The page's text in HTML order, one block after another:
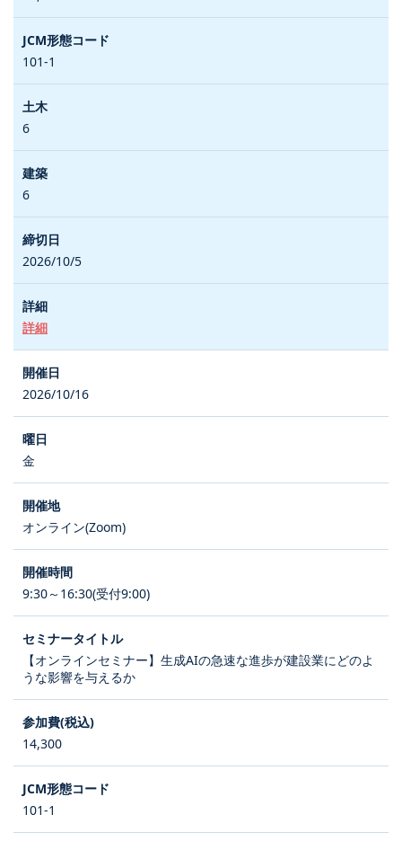
101-1
6
6
2026/10/5
詳細
2026/10/16
金
オンライン(Zoom)
9:30～16:30(受付9:00)
【オンラインセミナー】生成AIの急速な進歩が建設業にどのよ
うな影響を与えるか
14,300
101-1